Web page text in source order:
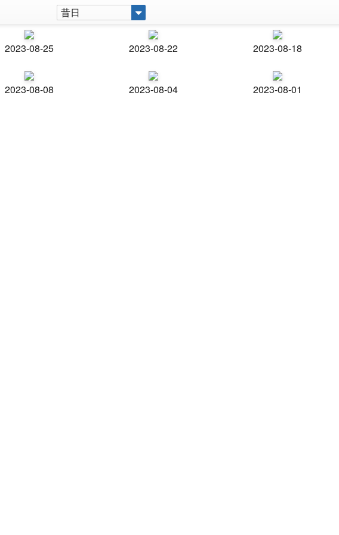
昔日
2023-08-25 2023-08-22 2023-08-18
2023-08-08 2023-08-04 2023-08-01